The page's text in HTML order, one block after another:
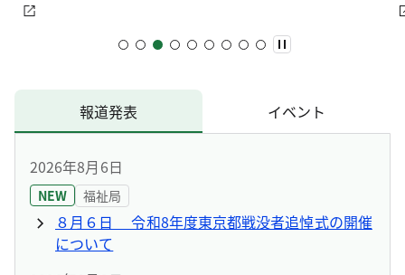
報道発表 イベント
2026年8月6日
NEW 福祉局
８月６日 令和8年度東京都戦没者追悼式の開催
について